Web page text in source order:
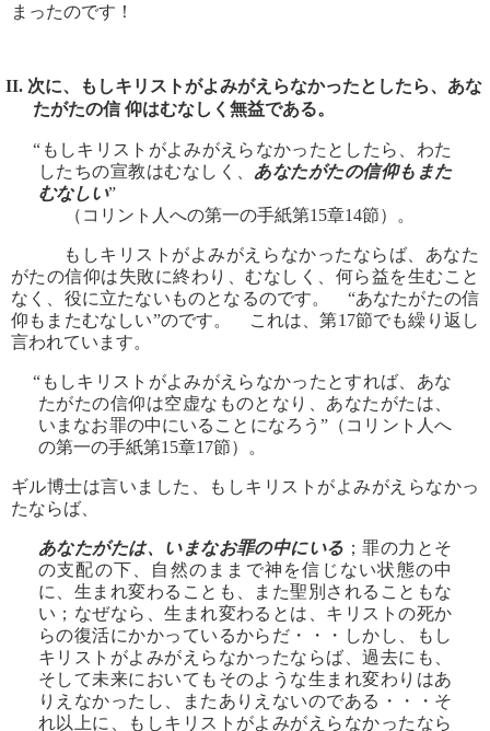
まったのです！
II. 次に、もしキリストがよみがえらなかったとしたら、あな
たがたの信 仰はむなしく無益である。
“もしキリストがよみがえらなかったとしたら、わた
したちの宣教はむなしく、 あなたがたの信仰もまた
むなしい”
（コリント人への第一の手紙第15章14節）。
もしキリストがよみがえらなかったならば、あなた
がたの信仰は失敗に終わり、むなしく、何ら益を生むこと
なく、役に立たないものとなるのです。 “あなたがたの信
仰もまたむなしい”のです。 これは、第17節でも繰り返し
言われています。
“もしキリストがよみがえらなかったとすれば、あな
たがたの信仰は空虚なものとなり、あなたがたは、
いまなお罪の中にいることになろう”（コリント人へ
の第一の手紙第15章17節）。
ギル博士は言いました、もしキリストがよみがえらなかっ
たならば、
あなたがたは、いまなお罪の中にいる ；罪の力とそ
の支配の下、自然のままで神を信じない状態の中
に、生まれ変わることも、また聖別されることもな
い；なぜなら、生まれ変わるとは、キリストの死か
らの復活にかかっているからだ・・・しかし、もし
キリストがよみがえらなかったならば、過去にも、
そして未来においてもそのような生まれ変わりはあ
りえなかったし、またありえないのである・・・そ
れ以上に、もしキリストがよみがえらなかったなら